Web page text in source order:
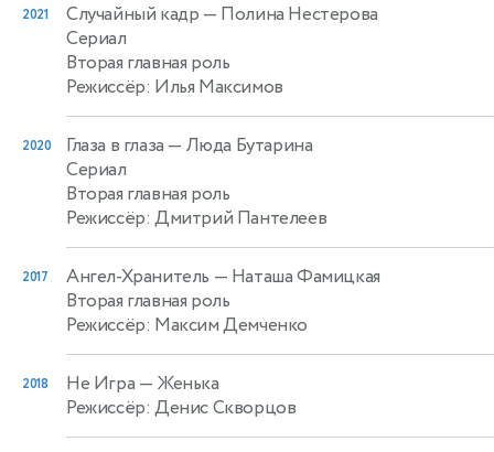
2021 Случайный кадр — Полина Нестерова
Сериал
Вторая главная роль
Режиссёр: Илья Максимов
2020 Глаза в глаза — Люда Бутарина
Сериал
Вторая главная роль
Режиссёр: Дмитрий Пантелеев
2017 Ангел-Хранитель — Наташа Фамицкая
Вторая главная роль
Режиссёр: Максим Демченко
2018 Не Игра — Женька
Режиссёр: Денис Скворцов